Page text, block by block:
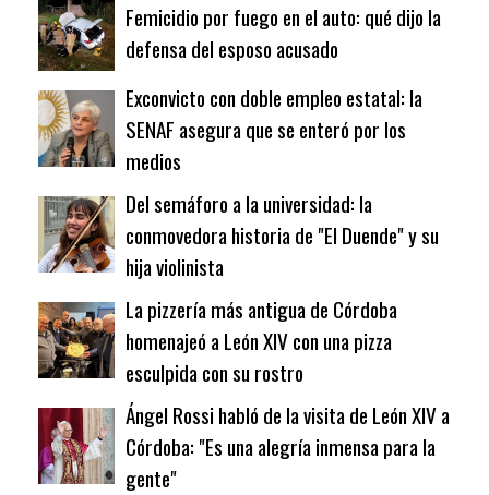
Femicidio por fuego en el auto: qué dijo la
defensa del esposo acusado
Exconvicto con doble empleo estatal: la
SENAF asegura que se enteró por los
medios
Del semáforo a la universidad: la
conmovedora historia de "El Duende" y su
hija violinista
La pizzería más antigua de Córdoba
homenajeó a León XIV con una pizza
esculpida con su rostro
Ángel Rossi habló de la visita de León XIV a
Córdoba: "Es una alegría inmensa para la
gente"